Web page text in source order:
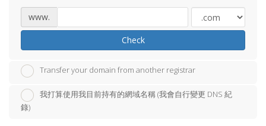
www.
Check
Transfer your domain from another registrar
我打算使用我目前持有的網域名稱 (我會自行變更 DNS 紀
錄)